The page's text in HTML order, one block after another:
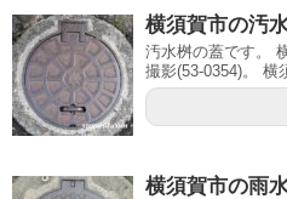
横須賀市の汚
汚水桝の蓋です。
撮影(53-0354)。 横
横須賀市の雨